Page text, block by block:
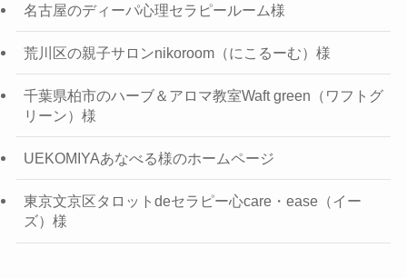
名古屋のディーパ心理セラピールーム様
荒川区の親子サロンnikoroom（にこるーむ）様
千葉県柏市のハーブ＆アロマ教室Waft green（ワフトグ
リーン）様
UEKOMIYAあなべる様のホームページ
東京文京区タロットdeセラピー心care・ease（イー
ズ）様